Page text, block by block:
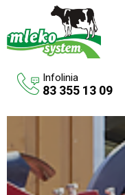
Maszyny rolnicze
Budowa budynków
Infolinia
83 355 13 09